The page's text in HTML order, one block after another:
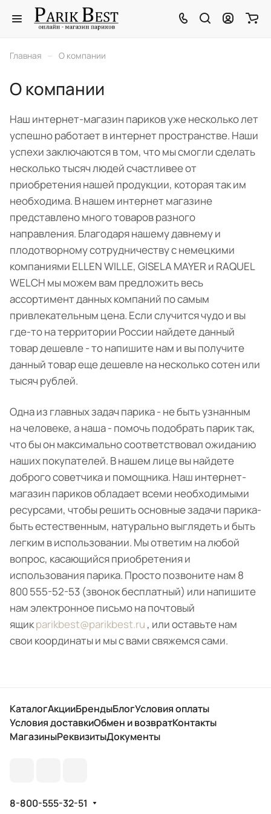
Главная – О компании
О компании
Наш интернет-магазин париков уже несколько лет
успешно работает в интернет пространстве. Наши
успехи заключаются в том, что мы смогли сделать
несколько тысяч людей счастливее от
приобретения нашей продукции, которая так им
необходима. В нашем интернет магазине
представлено много товаров разного
направления. Благодаря нашему давнему и
плодотворному сотрудничеству с немецкими
компаниями ELLEN WILLE, GISELA MAYER и RAQUEL
WELCH мы можем вам предложить весь
ассортимент данных компаний по самым
привлекательным цена. Если случится чудо и вы
где-то на территории России найдете данный
товар дешевле - то напишите нам и вы получите
данный товар еще дешевле на несколько сотен или
тысяч рублей.
Одна из главных задач парика - не быть узнанным
на человеке, а наша - помочь подобрать парик так,
что бы он максимально соответствовал ожиданию
наших покупателей. В нашем лице вы найдете
доброго советчика и помощника. Наш интернет-
магазин париков обладает всеми необходимыми
ресурсами, чтобы решить основные задачи парика-
быть естественным, натурально выглядеть и быть
легким в использовании. Мы ответим на любой
вопрос, касающийся приобретения и
использования парика. Просто позвоните нам 8
800 555-52-53 (звонок бесплатный) или напишите
нам электронное письмо на почтовый
ящикparikbest@parikbest.ru , или оставьте нам
свои координаты и мы с вами свяжемся сами.
КаталогАкцииБрендыБлогУсловия оплаты
Условия доставкиОбмен и возвратКонтакты
МагазиныРеквизитыДокументы
8-800-555-32-51